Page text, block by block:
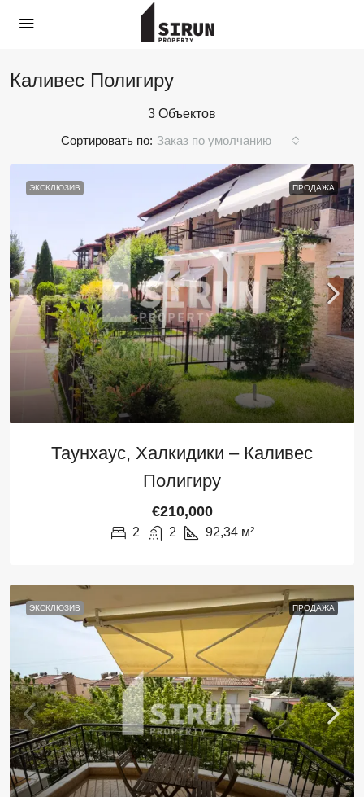
Каливес Полигиру
3 Объектов
Сортировать по: Заказ по умолчанию
ЭКСКЛЮЗИВ ПРОДАЖА
Таунхаус, Халкидики – Каливес
Полигиру
€210,000
2 2 92,34 м²
ЭКСКЛЮЗИВ ПРОДАЖА